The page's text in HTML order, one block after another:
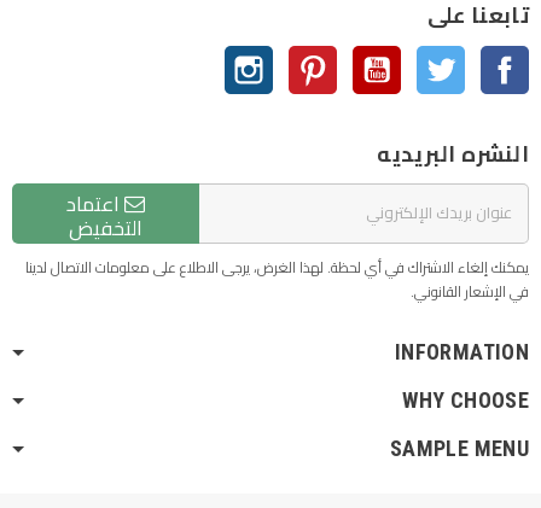
تابعنا على
الفيسبوك تويتر يوتيوب بنترست
النشره البريديه
اعتماد
التخفيض
يمكنك إلغاء الاشتراك في أي لحظة. لهذا الغرض، يرجى الاطلاع على معلومات الاتصال لدينا
في الإشعار القانوني.
INFORMATION
WHY CHOOSE
SAMPLE MENU